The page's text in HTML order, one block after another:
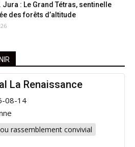
Jura : Le Grand Tétras, sentinelle
des forêts d’altitude
La Renaissance
08-14
rassemblement convivial